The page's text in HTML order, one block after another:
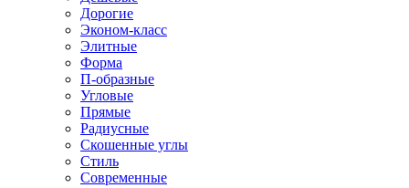
Дорогие
Эконом-класс
Элитные
Форма
П-образные
Угловые
Прямые
Радиусные
Скошенные углы
Стиль
Современные